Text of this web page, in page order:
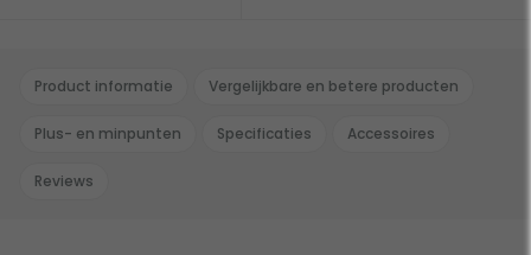
Product informatie Vergelijkbare en betere producten
Plus- en minpunten Specificaties Accessoires
Reviews